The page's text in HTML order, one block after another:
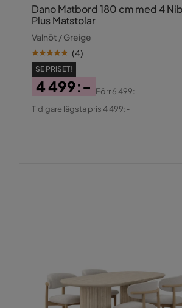
Dano Matbord 180 cm med 4 Nibe
Plus Matstolar
Valnöt / Greige
(4)
SE PRISET!
Pris
4 499:-
Original
Förr6 499:-
Tidigare lägsta pris 4 499:-